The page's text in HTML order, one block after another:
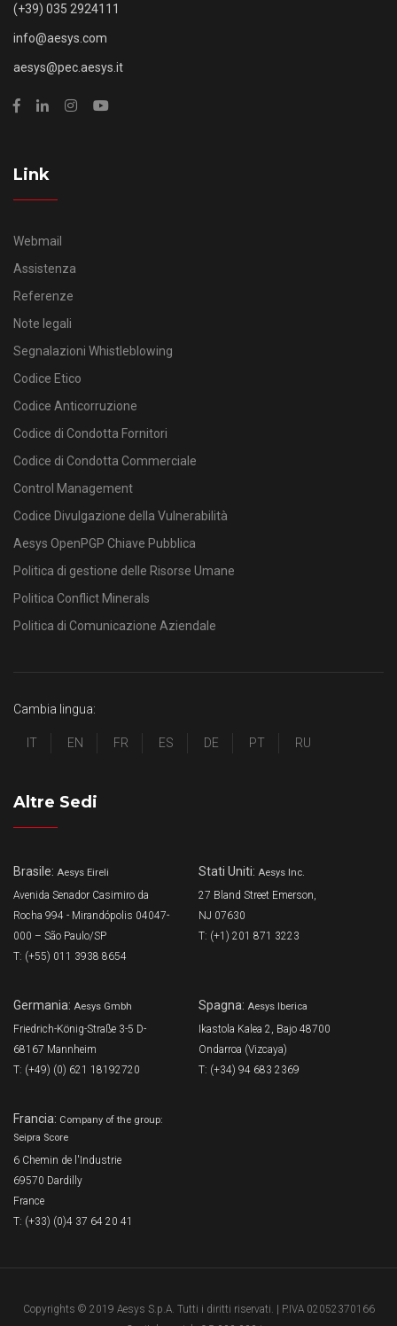
(+39) 035 2924111
info@aesys.com
aesys@pec.aesys.it
Link
Webmail
Assistenza
Referenze
Note legali
Segnalazioni Whistleblowing
Codice Etico
Codice Anticorruzione
Codice di Condotta Fornitori
Codice di Condotta Commerciale
Control Management
Codice Divulgazione della Vulnerabilità
Aesys OpenPGP Chiave Pubblica
Politica di gestione delle Risorse Umane
Politica Conflict Minerals
Politica di Comunicazione Aziendale
Cambia lingua:
IT EN FR ES DE PT RU
Altre Sedi
Brasile: Aesys Eireli
Avenida Senador Casimiro da
Rocha 994 - Mirandópolis 04047-
000 – São Paulo/SP
T: (+55) 011 3938 8654
Stati Uniti: Aesys Inc.
27 Bland Street Emerson,
NJ 07630
T: (+1) 201 871 3223
Germania: Aesys Gmbh
Friedrich-König-Straße 3-5 D-
68167 Mannheim
T: (+49) (0) 621 18192720
Spagna: Aesys Iberica
Ikastola Kalea 2, Bajo 48700
Ondarroa (Vizcaya)
T: (+34) 94 683 2369
Francia: Company of the group:
Seipra Score
6 Chemin de l'Industrie
69570 Dardilly
France
T: (+33) (0)4 37 64 20 41
Copyrights © 2019 Aesys S.p.A. Tutti i diritti riservati. | P.IVA 02052370166